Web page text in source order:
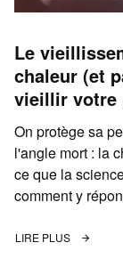
Le
chaleur (et
vieillir votre
On protège sa
l'angle mort : la
ce que la
comment y
LIRE PLUS